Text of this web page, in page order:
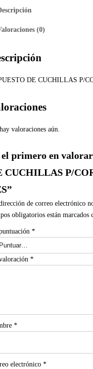
(0)
DE CUCHILLAS P/
valoraciones aún.
el primero en
CUCHILLAS P/
de correo electrónico
obligatorios están marcados
*
*
*
electrónico *